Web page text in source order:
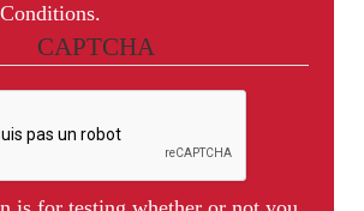
CAPTCHA